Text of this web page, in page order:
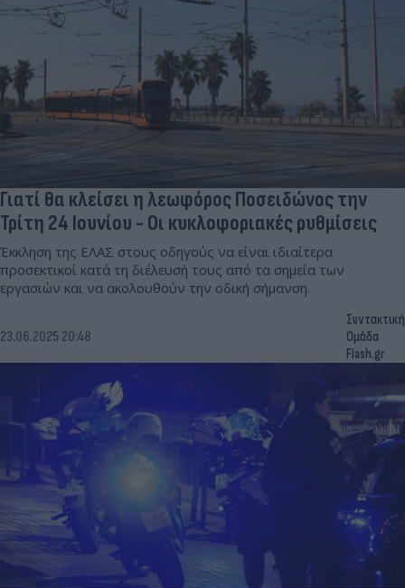
Γιατί θα κλείσει η λεωφόρος Ποσειδώνος την
Τρίτη 24 Ιουνίου - Οι κυκλοφοριακές ρυθμίσεις
Έκκληση της ΕΛΑΣ στους οδηγούς να είναι ιδιαίτερα
προσεκτικοί κατά τη διέλευσή τους από τα σημεία των
εργασιών και να ακολουθούν την οδική σήμανση.
23.06.2025 20:48
Συντακτική
Ομάδα
Flash.gr